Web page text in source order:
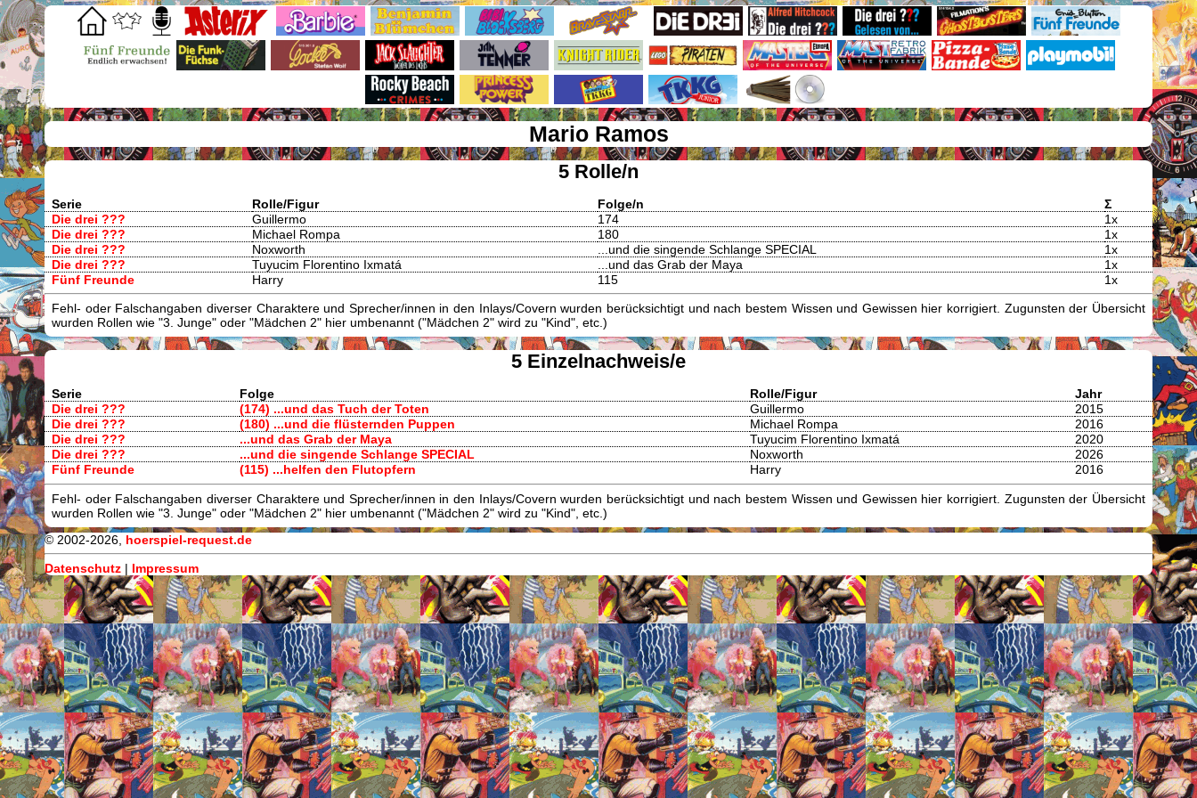
Mario Ramos
5 Rolle/n
Serie Rolle/Figur Folge/n
Σ
Die drei ???
Guillermo 174
1x
Die drei ???
Michael Rompa 180
1x
Die drei ???
Noxworth ...und die singende Schlange SPECIAL
1x
Die drei ???
Tuyucim Florentino Ixmatá ...und das Grab der Maya
1x
Fünf Freunde
Harry 115 1x
Fehl- oder Falschangaben diverser Charaktere und Sprecher/innen in den Inlays/Covern wurden berücksichtigt und nach bestem Wissen und Gewissen hier korrigiert. Zugunsten der Übersicht
wurden Rollen wie "3. Junge" oder "Mädchen 2" hier umbenannt ("Mädchen 2" wird zu "Kind", etc.)
5 Einzelnachweis/e
Serie Folge Rolle/Figur
Jahr
Die drei ???
(174) ...und das Tuch der Toten Guillermo
2015
Die drei ???
(180) ...und die flüsternden Puppen Michael Rompa
2016
Die drei ???
...und das Grab der Maya Tuyucim Florentino Ixmatá
2020
Die drei ???
...und die singende Schlange SPECIAL Noxworth
2026
Fünf Freunde
(115) ...helfen den Flutopfern Harry 2016
Fehl- oder Falschangaben diverser Charaktere und Sprecher/innen in den Inlays/Covern wurden berücksichtigt und nach bestem Wissen und Gewissen hier korrigiert. Zugunsten der Übersicht
wurden Rollen wie "3. Junge" oder "Mädchen 2" hier umbenannt ("Mädchen 2" wird zu "Kind", etc.)
© 2002-2026, hoerspiel-request.de
Datenschutz | Impressum